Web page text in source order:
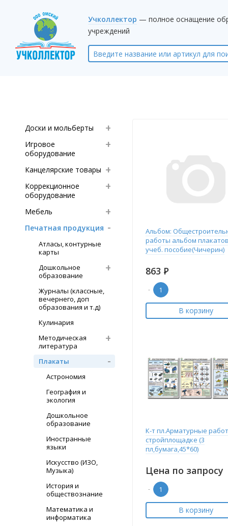
Учколлектор — полное оснащение
учреждений
Доски и мольберты
Игровое
оборудование
Канцелярские товары
Коррекционное
оборудование
Мебель
Печатная продукция
Атласы, контурные
карты
Дошкольное
образование
Журналы (классные,
вечернего, доп
образования и т.д)
Кулинария
Методическая
литература
Плакаты
Астрономия
География и
экология
Дошкольное
образование
Иностранные
языки
Искусство (ИЗО,
Музыка)
История и
обществознание
Математика и
информатика
Альбом:
работы альбом
учеб. пособие(Чичерин)
863 Р
-
В корзину
К-т пл.Арматурные
стройплощадке (3
пл,бумага,45*60)
Цена по запросу
-
В корзину